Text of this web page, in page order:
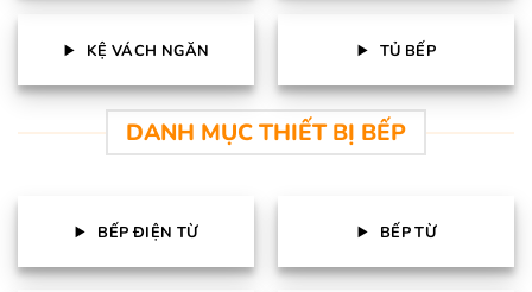
KỆ VÁCH NGĂN TỦ BẾP
DANH MỤC THIẾT BỊ BẾP
BẾP ĐIỆN TỪ BẾP TỪ